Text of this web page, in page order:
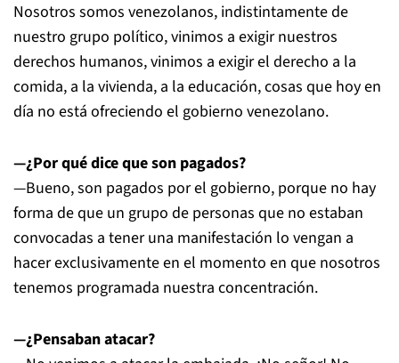
Nosotros somos venezolanos, indistintamente de
nuestro grupo político, vinimos a exigir nuestros
derechos humanos, vinimos a exigir el derecho a la
comida, a la vivienda, a la educación, cosas que hoy en
día no está ofreciendo el gobierno venezolano.
—¿Por qué dice que son pagados?
—Bueno, son pagados por el gobierno, porque no hay
forma de que un grupo de personas que no estaban
convocadas a tener una manifestación lo vengan a
hacer exclusivamente en el momento en que nosotros
tenemos programada nuestra concentración.
—¿Pensaban atacar?